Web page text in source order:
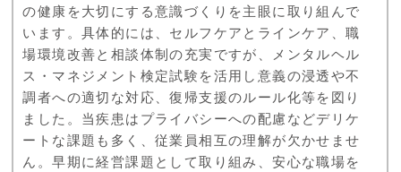
の健康を大切にする意識づくりを主眼に取り組んで
います。具体的には、セルフケアとラインケア、職
場環境改善と相談体制の充実ですが、メンタルヘル
ス・マネジメント検定試験を活用し意義の浸透や不
調者への適切な対応、復帰支援のルール化等を図り
ました。当疾患はプライバシーへの配慮などデリケ
ートな課題も多く、従業員相互の理解が欠かせませ
ん。早期に経営課題として取り組み、安心な職場を